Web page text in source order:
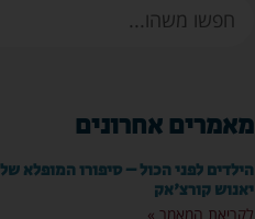
מאמרים אחרונים
הילדים לפני הכול – סיפורו המופלא של
יאנוש קורצ'אק
לקריאת המאמר »